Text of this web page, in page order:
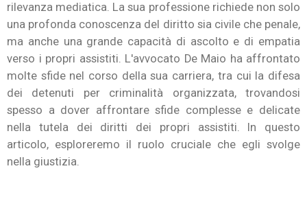
rilevanza mediatica. La sua professione richiede non solo
una profonda conoscenza del diritto sia civile che penale,
ma anche una grande capacità di ascolto e di empatia
verso i propri assistiti. L'avvocato De Maio ha affrontato
molte sfide nel corso della sua carriera, tra cui la difesa
dei detenuti per criminalità organizzata, trovandosi
spesso a dover affrontare sfide complesse e delicate
nella tutela dei diritti dei propri assistiti. In questo
articolo, esploreremo il ruolo cruciale che egli svolge
nella giustizia.